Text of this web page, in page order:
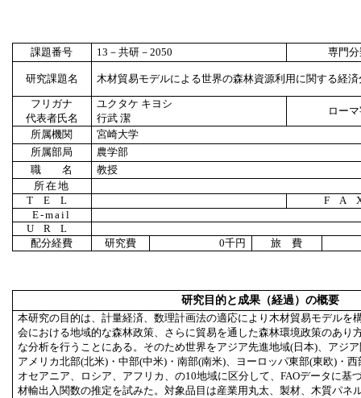
課題番号 13 －共研－2050 専門
研究課題名 木材貿易モデルによる世界の森林資源利用に関する経済
フリガナ
代表者氏名
ユクタケ キヨシ
行武 潔
ロー
所属機関
宮崎大学
所属部局
農学部
職 名
教授
所在地
TEL
E-mail
URL
配分経費
研究費 0千円 旅 費
研究目的と成果（経過）の概要
本研究の目的は、計量経済、数理計画法の適応により木材貿易モデルを
会における地域的な森林政策、さらに貿易を通した森林環境政策のあり
な分析を行うことにある。そのため世界をアジア先進地域(日本)、アジ
アメリカ北部(北米)・中部(中米)・南部(南米)、ヨーロッパ東部(東欧)・西
オセアニア、ロシア、アフリカ、の10地域に区分して、FAOデータに基
材輸出入関数の推定を試みた。対象品目は産業用丸太、製材、木質パネ